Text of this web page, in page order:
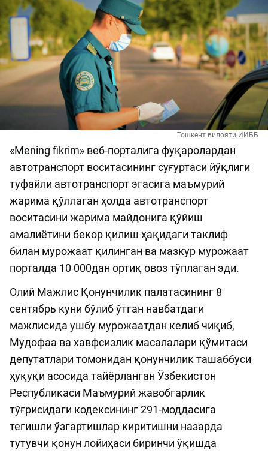
Тошкент вилояти ИИББ
«Mening fikrim» веб-порталига фуқаролардан
автотранспорт воситасининг суғуртаси йўқлиги
туфайли автотранспорт эгасига маъмурий
жарима қўллаган ҳолда автотранспорт
воситасини жарима майдонига қўйиш
амалиётини бекор қилиш ҳақидаги таклиф
билан мурожаат қилинган ва мазкур мурожаат
порталда 10 000дан ортиқ овоз тўплаган эди.
Олий Мажлис Қонунчилик палатасининг 8
сентябрь куни бўлиб ўтган навбатдаги
мажлисида ушбу мурожаатдан келиб чиқиб,
Мудофаа ва хавфсизлик масалалари қўмитаси
депутатлари томонидан қонунчилик ташаббуси
ҳуқуқи асосида тайёрланган Ўзбекистон
Республикаси Маъмурий жавобгарлик
тўғрисидаги кодексининг 291-моддасига
тегишли ўзгартишлар киритишни назарда
тутувчи қонун лойиҳаси биринчи ўқишда